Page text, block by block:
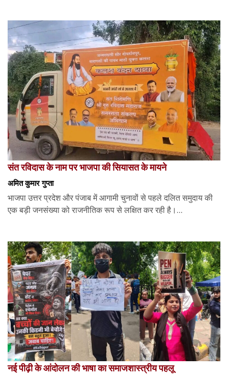
संत रविदास के नाम पर भाजपा की सियासत के मायने
अमित कुमार गुप्ता
भाजपा उत्तर प्रदेश और पंजाब में आगामी चुनावों से पहले दलित समुदाय की
एक बड़ी जनसंख्या को राजनीतिक रूप से लक्षित कर रही है।...
नई पीढ़ी के आंदोलन की भाषा का समाजशास्त्रीय पहलू